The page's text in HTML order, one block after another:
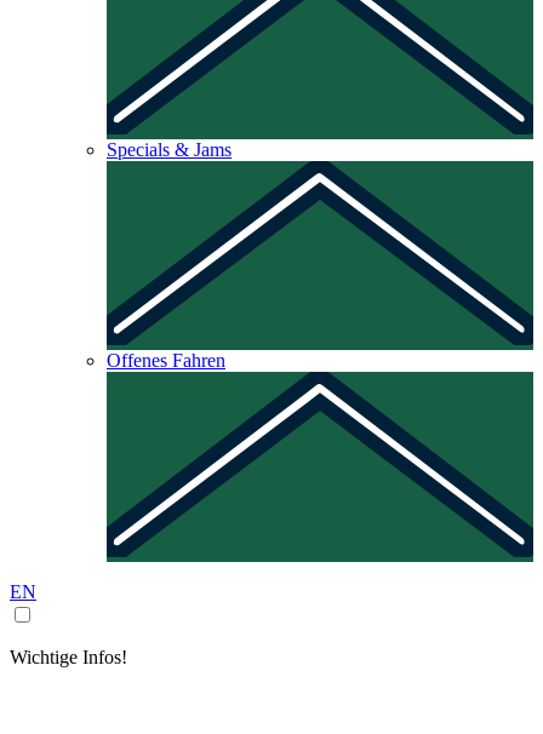
Specials & Jams
Offenes Fahren
EN
Wichtige Infos!